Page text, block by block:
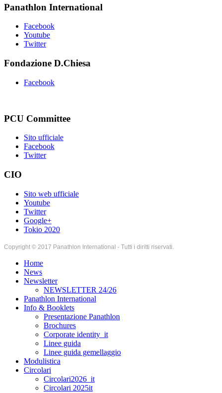
Panathlon International
Facebook
Youtube
Twitter
Fondazione D.Chiesa
Facebook
PCU Committee
Sito ufficiale
Facebook
Twitter
CIO
Sito web ufficiale
Youtube
Twitter
Google+
Tokio 2020
Copyright © 2017 Panathlon International - Tutti i diritti riservati.
Home
News
Newsletter
NEWSLETTER 24/26
Panathlon International
Info & Booklets
Presentazione Panathlon
Brochures
Corporate identity_it
Linee guida
Linee guida gemellaggio
Modulistica
Circolari
Circolari2026_it
Circolari 2025it